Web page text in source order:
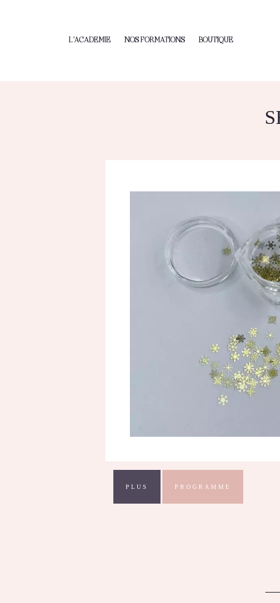
L’ACADEMIE NOS FORMATIONS BOUTIQUE
PLUS PROGRAMME